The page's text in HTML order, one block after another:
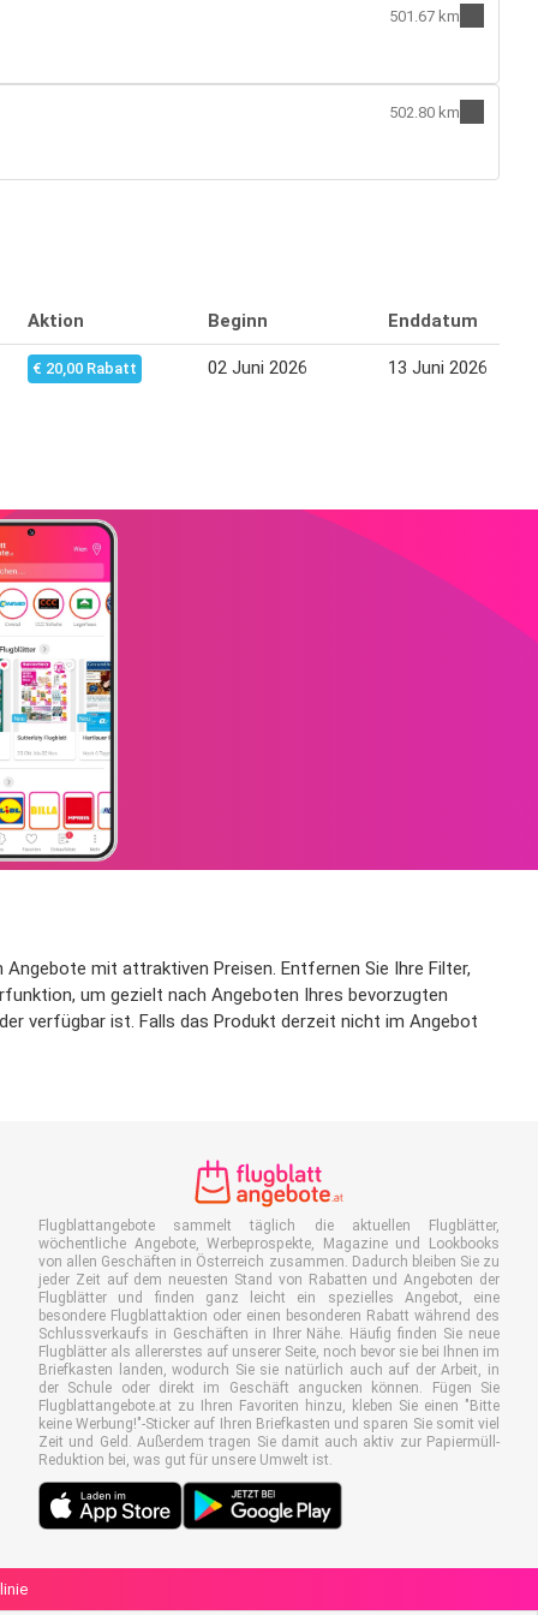
501.67 km
502.80 km
Aktion Beginn Enddatum
€ 20,00 Rabatt 02 Juni 2026 13 Juni 2026
mit attraktiven Preisen. Entfernen Sie Ihre Filter,
um gezielt nach Angeboten Ihres bevorzugten
verfügbar ist. Falls das Produkt derzeit nicht im Angebot
Flugblattangebote sammelt täglich die aktuellen Flugblätter,
wöchentliche Angebote, Werbeprospekte, Magazine und Lookbooks
von allen Geschäften in Österreich zusammen. Dadurch bleiben Sie zu
jeder Zeit auf dem neuesten Stand von Rabatten und Angeboten der
Flugblätter und finden ganz leicht ein spezielles Angebot, eine
besondere Flugblattaktion oder einen besonderen Rabatt während des
Schlussverkaufs in Geschäften in Ihrer Nähe. Häufig finden Sie neue
Flugblätter als allererstes auf unserer Seite, noch bevor sie bei Ihnen im
Briefkasten landen, wodurch Sie sie natürlich auch auf der Arbeit, in
der Schule oder direkt im Geschäft angucken können. Fügen Sie
Flugblattangebote.at zu Ihren Favoriten hinzu, kleben Sie einen "Bitte
keine Werbung!"-Sticker auf Ihren Briefkasten und sparen Sie somit viel
Zeit und Geld. Außerdem tragen Sie damit auch aktiv zur Papiermüll-
Reduktion bei, was gut für unsere Umwelt ist.